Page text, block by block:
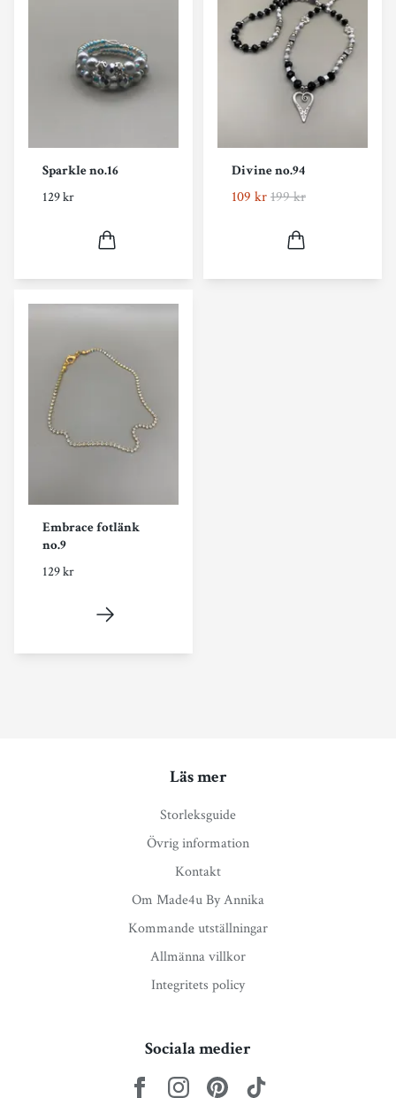
Sparkle no.16
129 kr
Divine no.94
109 kr199 kr
Embrace fotlänk
no.9
129 kr
Läs mer
Storleksguide
Övrig information
Kontakt
Om Made4u By Annika
Kommande utställningar
Allmänna villkor
Integritets policy
Sociala medier